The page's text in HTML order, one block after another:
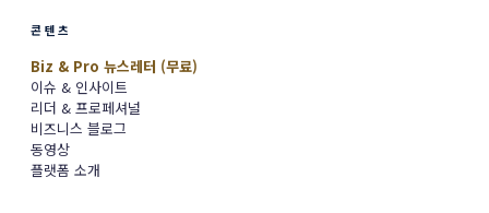
콘텐츠
Biz & Pro 뉴스레터 (무료)
이슈 & 인사이트
리더 & 프로페셔널
비즈니스 블로그
동영상
플랫폼 소개